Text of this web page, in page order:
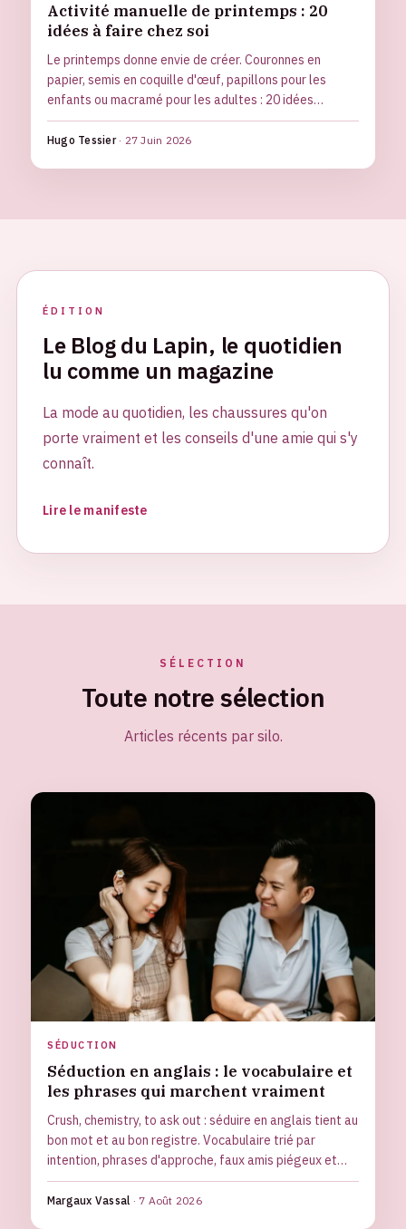
Activité manuelle de printemps : 20
idées à faire chez soi
Le printemps donne envie de créer. Couronnes en
papier, semis en coquille d'œuf, papillons pour les
enfants ou macramé pour les adultes : 20 idées
d'activités manuelles à faire chez soi, souvent à base
de récupération.
Hugo Tessier · 27 Juin 2026
ÉDITION
Le Blog du Lapin, le quotidien
lu comme un magazine
La mode au quotidien, les chaussures qu'on
porte vraiment et les conseils d'une amie qui s'y
connaît.
Lire le manifeste
SÉLECTION
Toute notre sélection
Articles récents par silo.
SÉDUCTION
Séduction en anglais : le vocabulaire et
les phrases qui marchent vraiment
Crush, chemistry, to ask out : séduire en anglais tient au
bon mot et au bon registre. Vocabulaire trié par
intention, phrases d'approche, faux amis piégeux et
différences culturelles, pour oser flirter sans calquer
le français.
Margaux Vassal · 7 Août 2026